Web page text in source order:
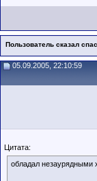
Пользователь сказал
05.09.2005, 22:10:59
Цитата:
обладал незаурядными